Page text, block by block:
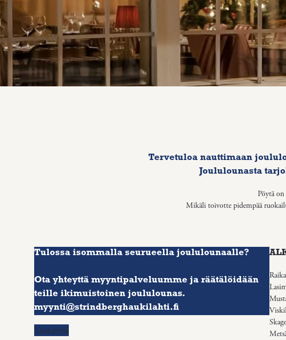
Tervetuloa nauttimaan
Joululounasta
Pöytä
Mikäli toivotte pidempää
Tulossa isommalla seurueella joululounaalle?
Ota yhteyttä myyntipalveluumme ja räätälöidään
teille ikimuistoinen joululounas.
myynti@strindberghaukilahti.fi
Varaa pöytä